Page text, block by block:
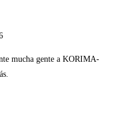
mucha gente a KORIMA-